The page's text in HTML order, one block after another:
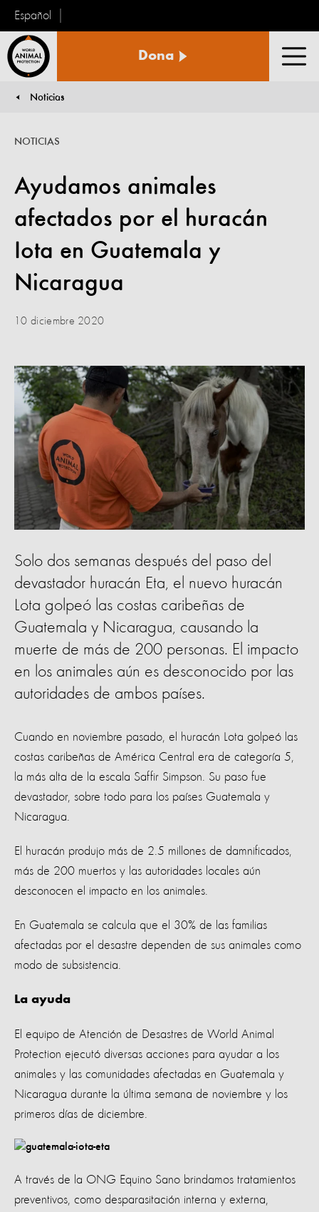
Español
Animal
Dona
Noticias
Ayudamos animales
afectados por el huracán
Iota en Guatemala y
Nicaragua
NOTICIAS
10 diciembre 2020
Solo dos semanas después del paso del
devastador huracán Eta, el nuevo huracán
Lota golpeó las costas caribeñas de
Guatemala y Nicaragua, causando la
muerte de más de 200 personas. El impacto
en los animales aún es desconocido por las
autoridades de ambos países.
Cuando en noviembre pasado, el huracán Lota golpeó las
costas caribeñas de América Central era de categoría 5,
la más alta de la escala Saffir Simpson. Su paso fue
devastador, sobre todo para los países Guatemala y
Nicaragua.
El huracán produjo más de 2.5 millones de damnificados,
más de 200 muertos y las autoridades locales aún
desconocen el impacto en los animales.
En Guatemala se calcula que el 30% de las familias
afectadas por el desastre dependen de sus animales como
modo de subsistencia.
La ayuda
El equipo de Atención de Desastres de World Animal
Protection ejecutó diversas acciones para ayudar a los
animales y las comunidades afectadas en Guatemala y
Nicaragua durante la última semana de noviembre y los
primeros días de diciembre.
A través de la ONG Equino Sano brindamos tratamientos
preventivos, como desparasitación interna y externa,